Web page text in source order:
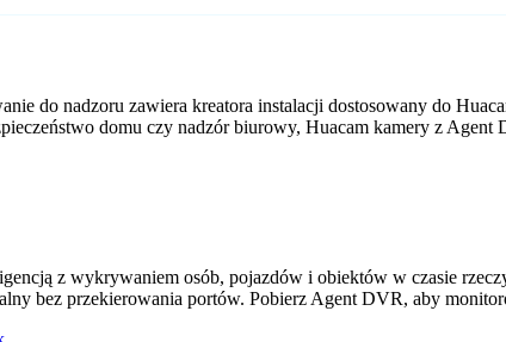
do nadzoru zawiera kreatora instalacji dostosowany do
domu czy nadzór biurowy, Huacam kamery z
z wykrywaniem osób, pojazdów i obiektów w czasie
bez przekierowania portów. Pobierz Agent DVR, aby